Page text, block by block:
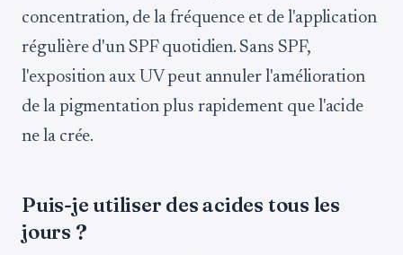
concentration, de la fréquence et de l'application
régulière d'un SPF quotidien. Sans SPF,
l'exposition aux UV peut annuler l'amélioration
de la pigmentation plus rapidement que l'acide
ne la crée.
Puis-je utiliser des acides tous les
jours ?